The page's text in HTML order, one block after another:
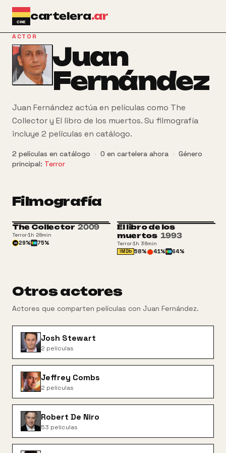
Ir al contenido principal
cartelera.ar
ACTOR
Juan
Fernández
Juan Fernández actúa en películas como The
Collector y El libro de los muertos. Su filmografía
incluye 2 películas en catálogo.
2 películas en catálogo · 0 en cartelera ahora · Género
principal: Terror
Filmografía
The Collector 2009
Terror·1h 28min
m 29% 75%
El libro de los
muertos 1993
Terror·1h 36min
IMDb 58% 41% 64%
Otros actores
Actores que comparten películas con Juan Fernández.
Josh Stewart
2 películas
Jeffrey Combs
2 películas
Robert De Niro
53 películas